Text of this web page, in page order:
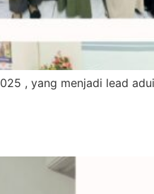
, yang menjadi lead